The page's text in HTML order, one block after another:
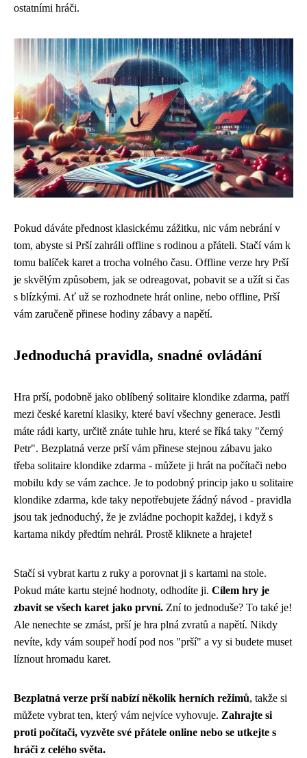
ostatními hráči.
Pokud dáváte přednost klasickému zážitku, nic vám nebrání v
tom, abyste si Prší zahráli offline s rodinou a přáteli. Stačí vám k
tomu balíček karet a trocha volného času. Offline verze hry Prší
je skvělým způsobem, jak se odreagovat, pobavit se a užít si čas
s blízkými. Ať už se rozhodnete hrát online, nebo offline, Prší
vám zaručeně přinese hodiny zábavy a napětí.
Jednoduchá pravidla, snadné ovládání
Hra prší, podobně jako oblíbený solitaire klondike zdarma, patří
mezi české karetní klasiky, které baví všechny generace. Jestli
máte rádi karty, určitě znáte tuhle hru, které se říká taky "černý
Petr". Bezplatná verze prší vám přinese stejnou zábavu jako
třeba solitaire klondike zdarma - můžete ji hrát na počítači nebo
mobilu kdy se vám zachce. Je to podobný princip jako u solitaire
klondike zdarma, kde taky nepotřebujete žádný návod - pravidla
jsou tak jednoduchý, že je zvládne pochopit každej, i když s
kartama nikdy předtím nehrál. Prostě kliknete a hrajete!
Stačí si vybrat kartu z ruky a porovnat ji s kartami na stole.
Pokud máte kartu stejné hodnoty, odhodíte ji. Cílem hry je
zbavit se všech karet jako první. Zní to jednoduše? To také je!
Ale nenechte se zmást, prší je hra plná zvratů a napětí. Nikdy
nevíte, kdy vám soupeř hodí pod nos "prší" a vy si budete muset
líznout hromadu karet.
Bezplatná verze prší nabízí několik herních režimů, takže si
můžete vybrat ten, který vám nejvíce vyhovuje. Zahrajte si
proti počítači, vyzvěte své přátele online nebo se utkejte s
hráči z celého světa.